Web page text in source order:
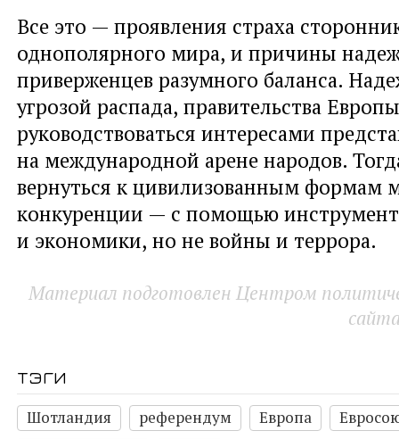
Все это — проявления страха
однополярного мира, и причины
приверженцев разумного баланса.
угрозой распада, правительства
руководствоваться интересами
на международной арене народов.
вернуться к цивилизованным формам
конкуренции — с помощью
и экономики, но не войны и террора.
Материал подготовлен Центром
тэги
Шотландия референдум Европа